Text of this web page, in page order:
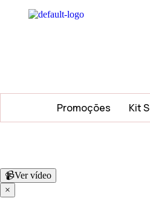
Promoções Kit
📹Ver vídeo
×